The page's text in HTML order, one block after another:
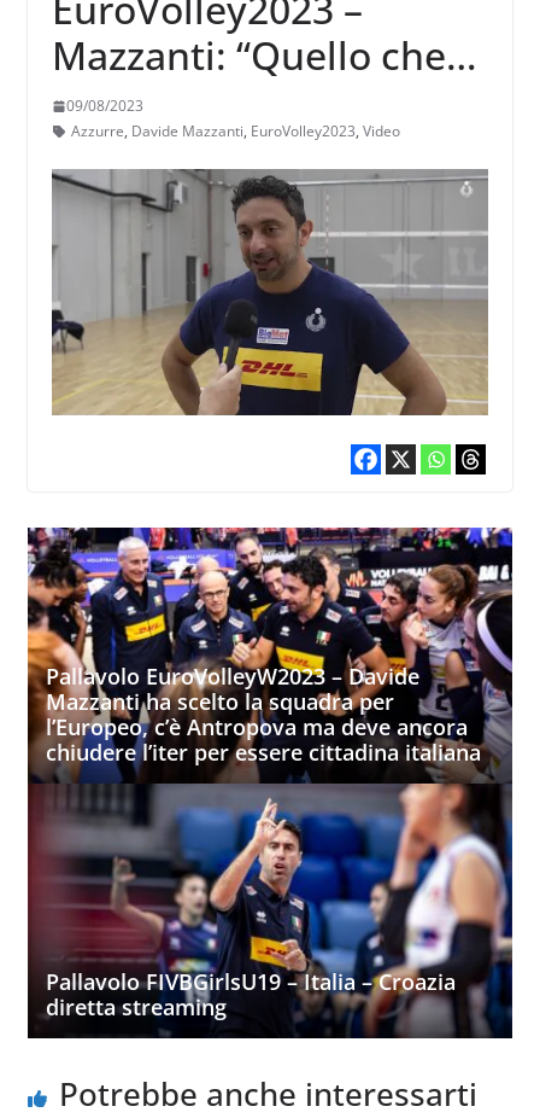
Mazzanti: “Quello che
mi ha portato a
scegliere queste 14 è
alimentare l’equilibrio
generato in VNL”
09/08/2023
Azzurre, Davide Mazzanti, EuroVolley2023, Video
Pallavolo EuroVolleyW2023 – Davide
Mazzanti ha scelto la squadra per
l’Europeo, c’è Antropova ma deve ancora
chiudere l’iter per essere cittadina italiana
Pallavolo FIVBGirlsU19 – Italia – Croazia
diretta streaming
Potrebbe anche interessarti